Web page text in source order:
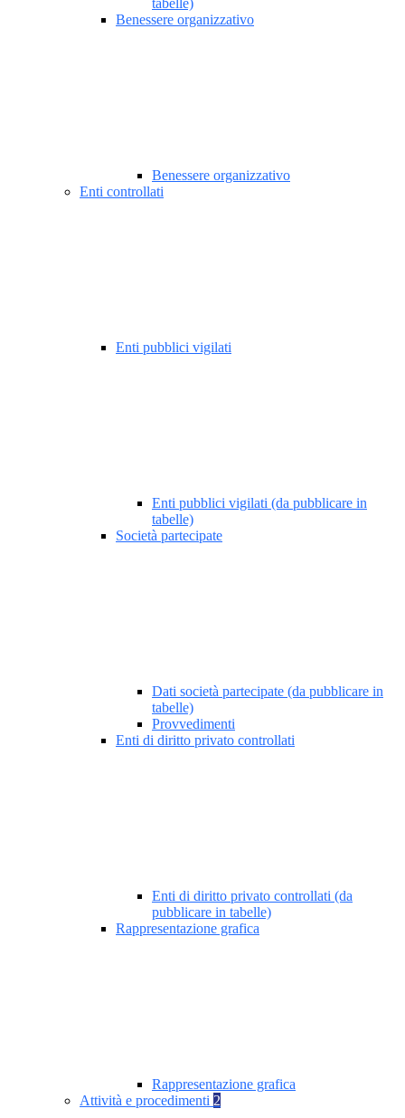
tabelle)
Benessere organizzativo
Benessere organizzativo
Enti controllati
Enti pubblici vigilati
Enti pubblici vigilati (da pubblicare in
tabelle)
Società partecipate
Dati società partecipate (da pubblicare in
tabelle)
Provvedimenti
Enti di diritto privato controllati
Enti di diritto privato controllati (da
pubblicare in tabelle)
Rappresentazione grafica
Rappresentazione grafica
Attività e procedimenti 2